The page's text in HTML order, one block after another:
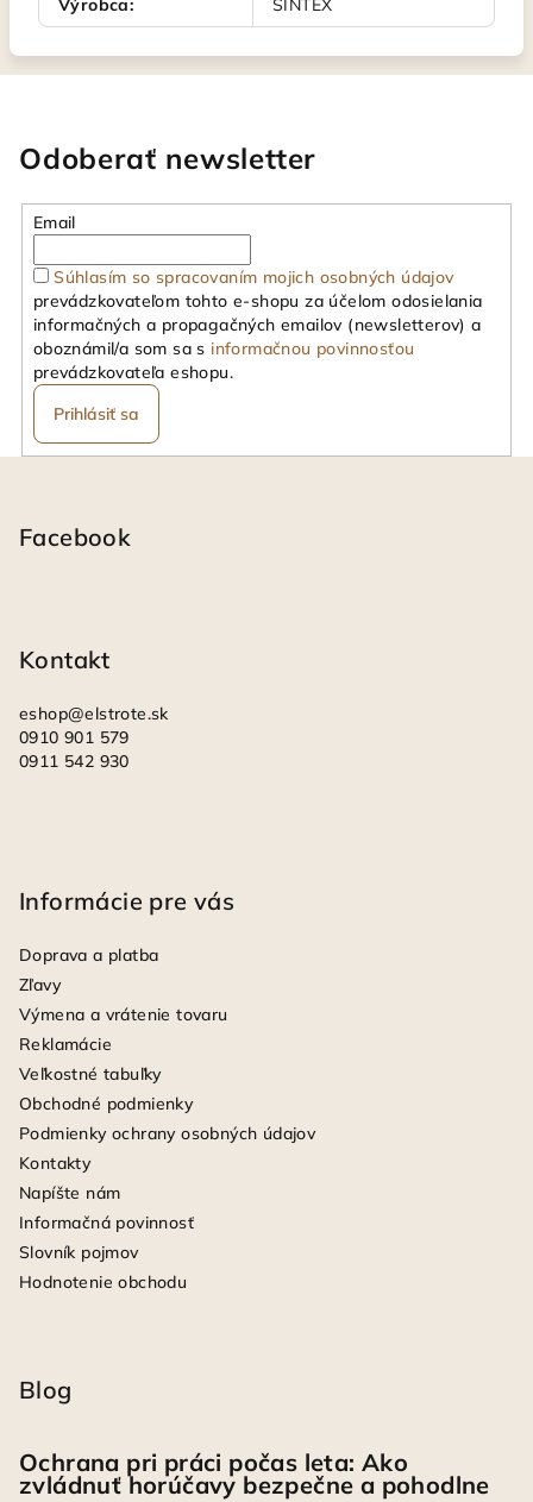
Výrobca: SINTEX
Odoberať newsletter
Email
Súhlasím so spracovaním mojich osobných údajov
prevádzkovateľom tohto e-shopu za účelom odosielania
informačných a propagačných emailov (newsletterov) a
oboznámil/a som sa s informačnou povinnosťou
prevádzkovateľa eshopu.
Prihlásiť sa
Facebook
Kontakt
eshop@elstrote.sk
0910 901 579
0911 542 930
Informácie pre vás
Doprava a platba
Zľavy
Výmena a vrátenie tovaru
Reklamácie
Veľkostné tabuľky
Obchodné podmienky
Podmienky ochrany osobných údajov
Kontakty
Napíšte nám
Informačná povinnosť
Slovník pojmov
Hodnotenie obchodu
Blog
Ochrana pri práci počas leta: Ako
zvládnuť horúčavy bezpečne a pohodlne